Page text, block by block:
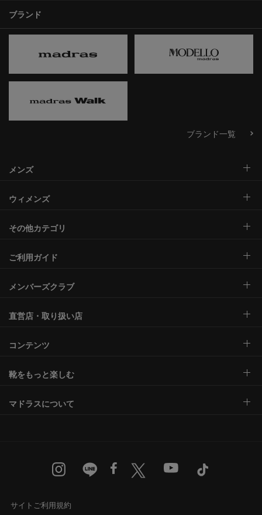
ブランド
ブランド一覧
メンズ
ウィメンズ
その他カテゴリ
ご利用ガイド
メンバーズクラブ
直営店・取り扱い店
コンテンツ
靴をもっと楽しむ
マドラスについて
サイトご利用規約